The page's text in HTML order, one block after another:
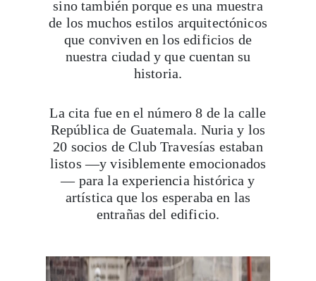
sino también porque es una muestra
de los muchos estilos arquitectónicos
que conviven en los edificios de
nuestra ciudad y que cuentan su
historia.
La cita fue en el número 8 de la calle
República de Guatemala. Nuria y los
20 socios de Club Travesías estaban
listos —y visiblemente emocionados
— para la experiencia histórica y
artística que los esperaba en las
entrañas del edificio.